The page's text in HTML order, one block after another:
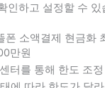
인하고 설정할 수 있
소액결제 현금화
만원
터를 통해 한도 조